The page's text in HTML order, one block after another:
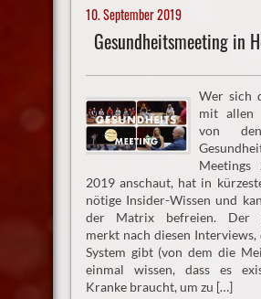
10. September 2019
Wer sich
mit allen
von
Meetings
2019 anschaut, hat in
nötige Insider-Wissen und
der Matrix befreien. Der
merkt nach diesen Interviews,
System gibt (von dem die
einmal wissen, dass es
Kranke braucht, um zu […]